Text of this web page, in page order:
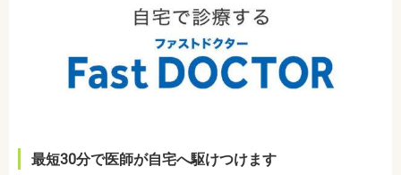
最短30分で医師が自宅へ駆けつけます